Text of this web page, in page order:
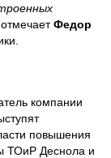
Федор
компании
повышения
ТОиР Деснола и